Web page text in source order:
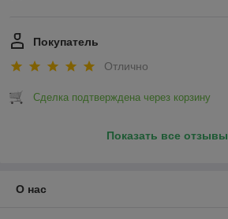
Покупатель
Отлично
Сделка подтверждена через корзину
Показать все отзывы
О нас